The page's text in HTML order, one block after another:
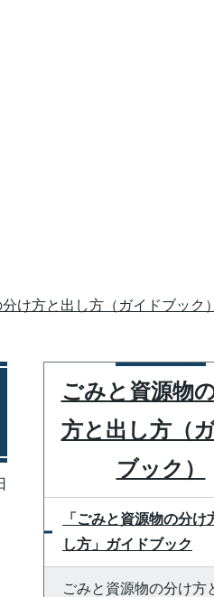
け方と出し方（ガイドブック）
ごみと資源物
方と出し方（
ブック）
「ごみと資源物の分け
し方」ガイドブック
ごみと資源物の分け方